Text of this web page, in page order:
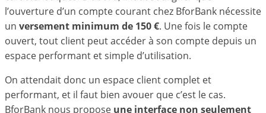
l’ouverture d’un compte courant chez BforBank nécessite
un versement minimum de 150 €. Une fois le compte
ouvert, tout client peut accéder à son compte depuis un
espace performant et simple d’utilisation.
On attendait donc un espace client complet et
performant, et il faut bien avouer que c’est le cas.
BforBank nous propose une interface non seulement